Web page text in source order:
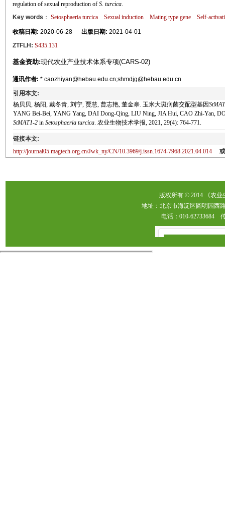
regulation of sexual reproduction of S. turcica.
Key words ： Setosphaeria turcica Sexual induction Mating type gene Self-
收稿日期: 2020-06-28 出版日期: 2021-04-01
ZTFLH: S435.131
基金资助:现代农业产业技术体系专项(CARS-02)
通讯作者: * caozhiyan@hebau.edu.cn;shmdjg@hebau.edu.cn
引用本文:
杨贝贝, 杨阳, 戴冬青, 刘宁, 贾慧, 曹志艳, 董金皋. 玉米大斑病菌交配型基因
YANG Bei-Bei, YANG Yang, DAI Dong-Qing, LIU Ning, JIA Hui, CAO Zhi-Yan,
StMAT1-2 inSetosphaeria turcica. 农业生物技术学报, 2021, 29(4): 764-771.
链接本文:
http://journal05.magtech.org.cn/Jwk_ny/CN/10.3969/j.issn.1674-7968.2021.04.014
版权所有 © 2014 《农
地址：北京市海淀区圆明园西
电话：010-62733684